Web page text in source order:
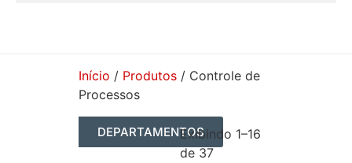
Início / Produtos / Controle de
Processos
DEPARTAMENTOSExibindo 1–16
de 37